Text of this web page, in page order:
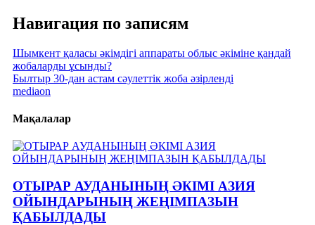
Навигация по записям
Шымкент қаласы әкімдігі аппараты облыс әкіміне қандай
жобаларды ұсынды?
Былтыр 30-дан астам сәулеттік жоба әзірленді
mediaon
Мақалалар
ОТЫРАР АУДАНЫНЫҢ ӘКІМІ АЗИЯ
ОЙЫНДАРЫНЫҢ ЖЕҢІМПАЗЫН
ҚАБЫЛДАДЫ